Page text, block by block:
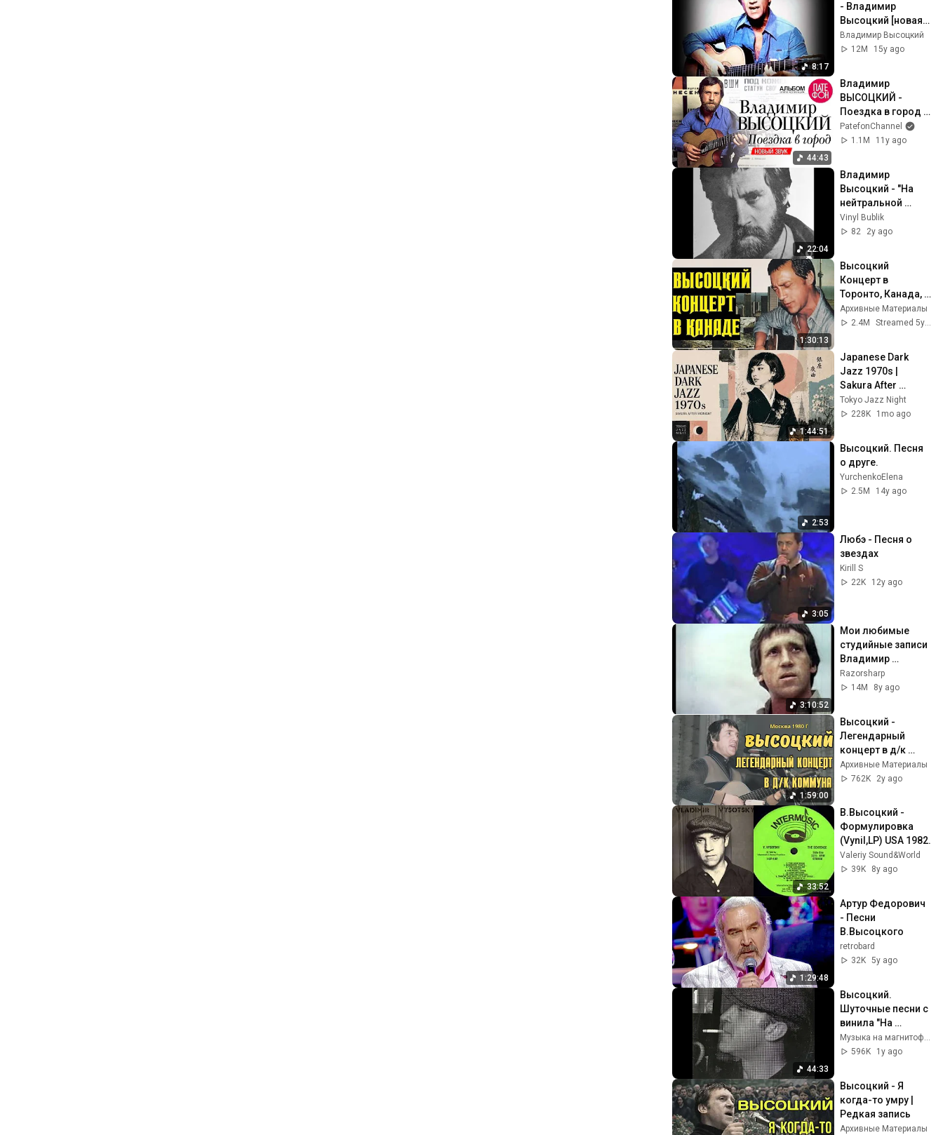
8:17
- Владимир
Высоцкий [новая
версия]
Владимир Высоцкий
12M
15y ago
44:43
Владимир
ВЫСОЦКИЙ -
Поездка в город
(Новый звук) 2004
PatefonChannel
1.1M
11y ago
22:04
Владимир
Высоцкий - "На
нейтральной
полосе" (сторона
1) Lp
Vinyl Bublik
82
2y ago
1:30:13
Высоцкий
Концерт в
Торонто, Канада,
1979 г
Архивные Материалы
2.4M
Streamed 5y ago
1:44:51
Japanese Dark
Jazz 1970s |
Sakura After
Midnight
Tokyo Jazz Night
228K
1mo ago
2:53
Высоцкий. Песня
о друге.
YurchenkoElena
2.5M
14y ago
3:05
Любэ - Песня о
звездах
Kirill S
22K
12y ago
3:10:52
Мои любимые
студийные записи
Владимир
Семенович
Высоцкий FLAC
Razorsharp
14M
8y ago
1:59:00
Высоцкий -
Легендарный
концерт в д/к
Коммуна, 1980 г
Архивные Материалы
762K
2y ago
33:52
В.Высоцкий -
Формулировка
(Vynil,LP) USA 1982.
Valeriy Sound&World
39K
8y ago
1:29:48
Артур Федорович
- Песни
В.Высоцкого
retrobard
32K 5y ago
44:33
Высоцкий.
Шуточные песни с
винила "На
концертах
Владимира
первая. выпуски
1,2,3.
Музыка на магнитофоне.
596K
1y ago
Высоцкий - Я
когда-то умру |
Редкая запись
Архивные Материалы